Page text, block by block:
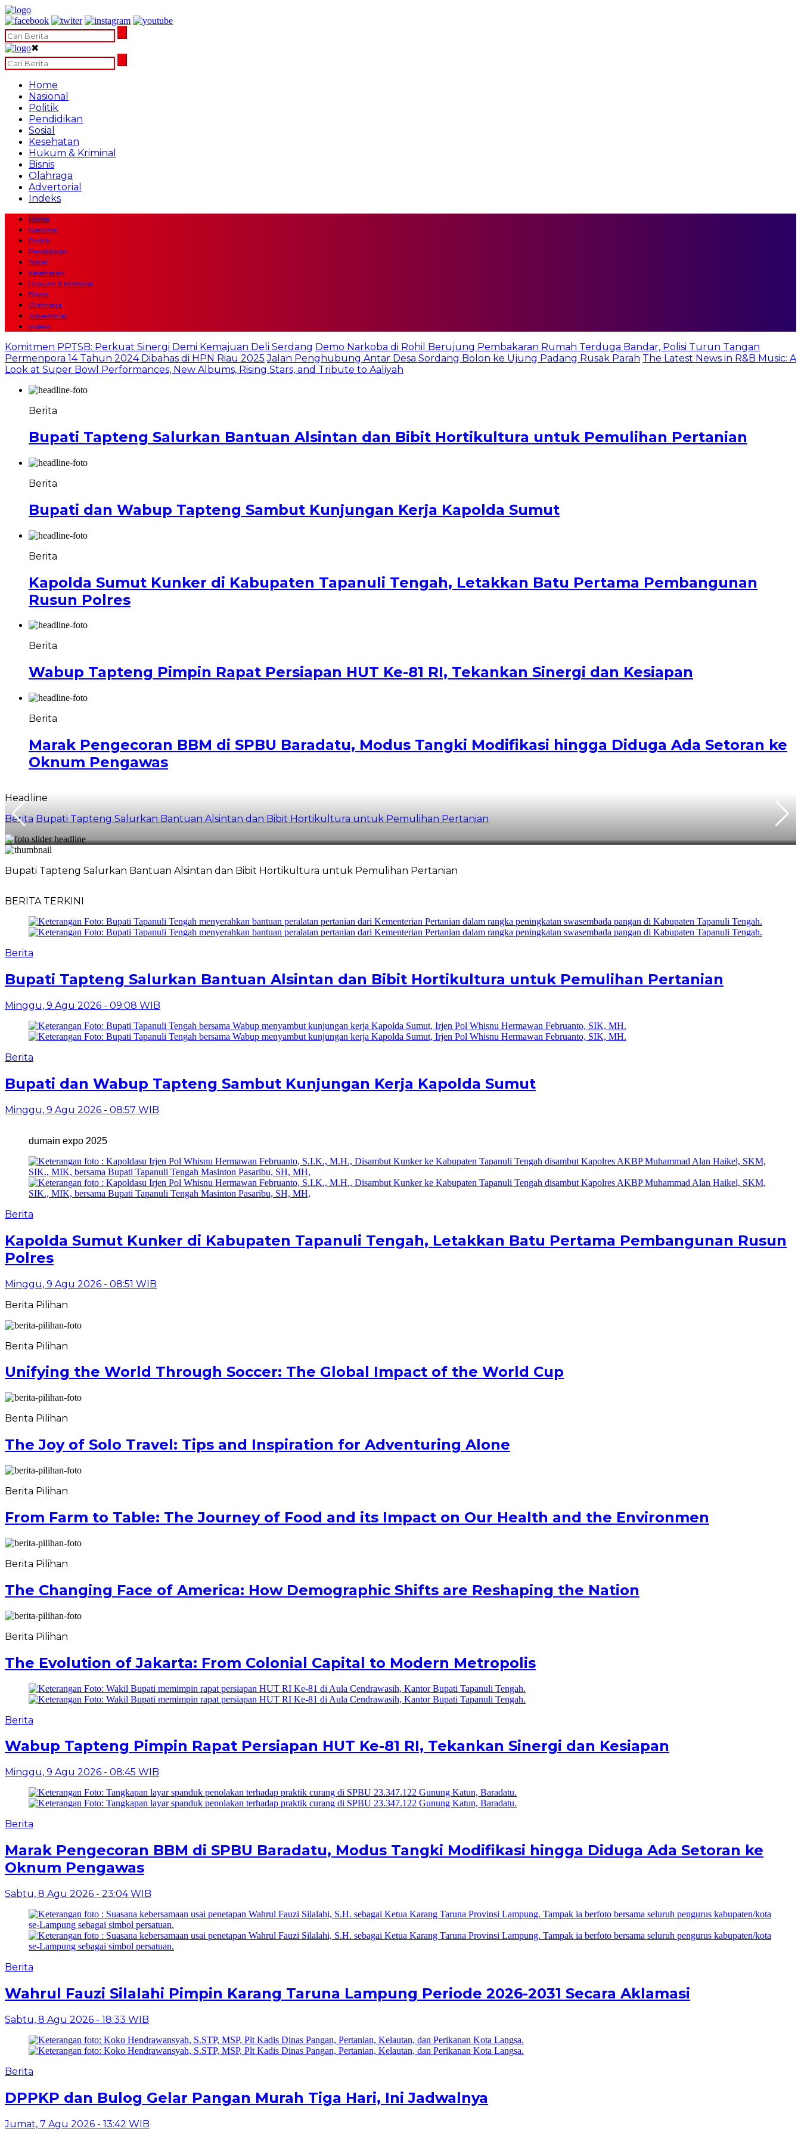
✖
Home
Nasional
Politik
Pendidikan
Sosial
Kesehatan
Hukum & Kriminal
Bisnis
Olahraga
Advertorial
Indeks
Home
Nasional
Politik
Pendidikan
Sosial
Kesehatan
Hukum & Kriminal
Bisnis
Olahraga
Advertorial
Indeks
Komitmen PPTSB: Perkuat Sinergi Demi Kemajuan Deli Serdang Demo Narkoba di Rohil Berujung Pembakaran Rumah Terduga Bandar, Polisi Turun Tangan
Permenpora 14 Tahun 2024 Dibahas di HPN Riau 2025 Jalan Penghubung Antar Desa Sordang Bolon ke Ujung Padang Rusak Parah The Latest News in R&B Music: A
Look at Super Bowl Performances, New Albums, Rising Stars, and Tribute to Aaliyah
Berita
Bupati Tapteng Salurkan Bantuan Alsintan dan Bibit Hortikultura untuk Pemulihan Pertanian
Berita
Bupati dan Wabup Tapteng Sambut Kunjungan Kerja Kapolda Sumut
Berita
Kapolda Sumut Kunker di Kabupaten Tapanuli Tengah, Letakkan Batu Pertama Pembangunan
Rusun Polres
Berita
Wabup Tapteng Pimpin Rapat Persiapan HUT Ke-81 RI, Tekankan Sinergi dan Kesiapan
Berita
Marak Pengecoran BBM di SPBU Baradatu, Modus Tangki Modifikasi hingga Diduga Ada Setoran ke
Oknum Pengawas
Headline
Berita Bupati Tapteng Salurkan Bantuan Alsintan dan Bibit Hortikultura untuk Pemulihan Pertanian
Bupati Tapteng Salurkan Bantuan Alsintan dan Bibit Hortikultura untuk Pemulihan Pertanian
BERITA TERKINI
Berita
Bupati Tapteng Salurkan Bantuan Alsintan dan Bibit Hortikultura untuk Pemulihan Pertanian
Minggu, 9 Agu 2026 - 09:08 WIB
Berita
Bupati dan Wabup Tapteng Sambut Kunjungan Kerja Kapolda Sumut
Minggu, 9 Agu 2026 - 08:57 WIB
dumain expo 2025
Berita
Kapolda Sumut Kunker di Kabupaten Tapanuli Tengah, Letakkan Batu Pertama Pembangunan Rusun
Polres
Minggu, 9 Agu 2026 - 08:51 WIB
Berita Pilihan
Berita Pilihan
Unifying the World Through Soccer: The Global Impact of the World Cup
Berita Pilihan
The Joy of Solo Travel: Tips and Inspiration for Adventuring Alone
Berita Pilihan
From Farm to Table: The Journey of Food and its Impact on Our Health and the Environmen
Berita Pilihan
The Changing Face of America: How Demographic Shifts are Reshaping the Nation
Berita Pilihan
The Evolution of Jakarta: From Colonial Capital to Modern Metropolis
Berita
Wabup Tapteng Pimpin Rapat Persiapan HUT Ke-81 RI, Tekankan Sinergi dan Kesiapan
Minggu, 9 Agu 2026 - 08:45 WIB
Berita
Marak Pengecoran BBM di SPBU Baradatu, Modus Tangki Modifikasi hingga Diduga Ada Setoran ke
Oknum Pengawas
Sabtu, 8 Agu 2026 - 23:04 WIB
Berita
Wahrul Fauzi Silalahi Pimpin Karang Taruna Lampung Periode 2026-2031 Secara Aklamasi
Sabtu, 8 Agu 2026 - 18:33 WIB
Berita
DPPKP dan Bulog Gelar Pangan Murah Tiga Hari, Ini Jadwalnya
Jumat, 7 Agu 2026 - 13:42 WIB